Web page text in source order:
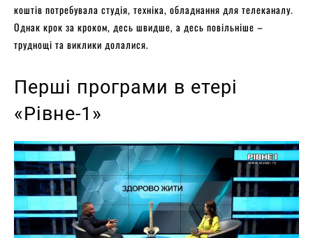
коштів потребувала студія, техніка, обладнання для телеканалу.
Однак крок за кроком, десь швидше, а десь повільніше –
труднощі та виклики долалися.
Перші програми в етері
«Рівне-1»